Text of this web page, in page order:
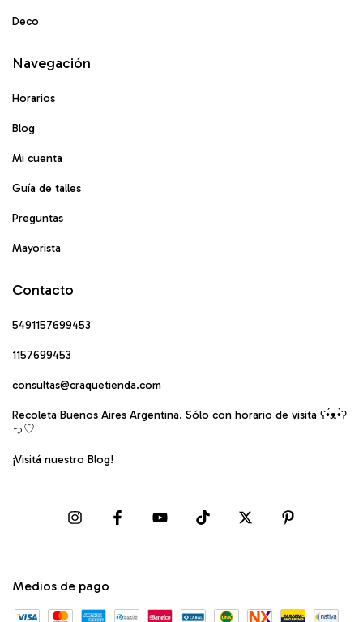
Deco
Navegación
Horarios
Blog
Mi cuenta
Guía de talles
Preguntas
Mayorista
Contacto
5491157699453
1157699453
consultas@craquetienda.com
Recoleta Buenos Aires Argentina. Sólo con horario de visita ʕ•́ᴥ•̀ʔ
っ♡
¡Visitá nuestro Blog!
Medios de pago